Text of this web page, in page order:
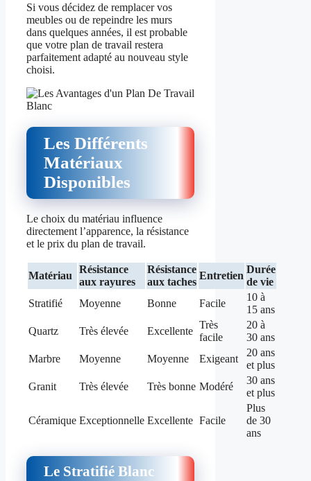
Si vous décidez de remplacer vos
meubles ou de repeindre les murs
dans quelques années, il est probable
que votre plan de travail restera
parfaitement adapté au nouveau style
choisi.
Les Différents
Matériaux
Disponibles
Le choix du matériau influence
directement l’apparence, la résistance
et le prix du plan de travail.
Matériau
Résistance
aux rayures
Résistance
aux taches
Entretien
Durée
de vie
Stratifié
Moyenne Bonne Facile
10 à
15 ans
Quartz
Très élevée Excellente
Très
facile
20 à
30 ans
Marbre
Moyenne Moyenne Exigeant
20 ans
et plus
Granit
Très élevée Très bonne Modéré
30 ans
et plus
Céramique Exceptionnelle Excellente Facile
Plus
de 30
ans
Le Stratifié Blanc